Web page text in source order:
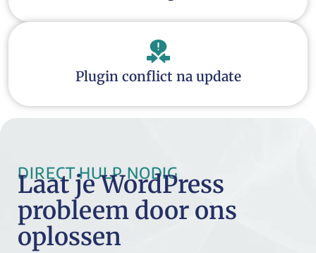
Plugin conflict na update
DIRECT HULP NODIG
Laat je WordPress
probleem door ons
oplossen